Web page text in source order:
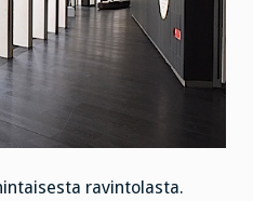
ravintolasta.